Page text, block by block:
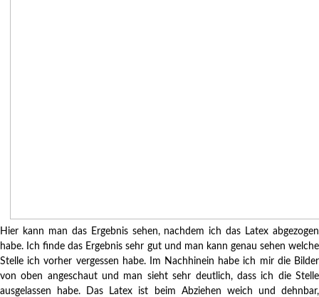
Hier kann man das Ergebnis sehen, nachdem ich das Latex abgezogen
habe. Ich finde das Ergebnis sehr gut und man kann genau sehen welche
Stelle ich vorher vergessen habe. Im Nachhinein habe ich mir die Bilder
von oben angeschaut und man sieht sehr deutlich, dass ich die Stelle
ausgelassen habe. Das Latex ist beim Abziehen weich und dehnbar,